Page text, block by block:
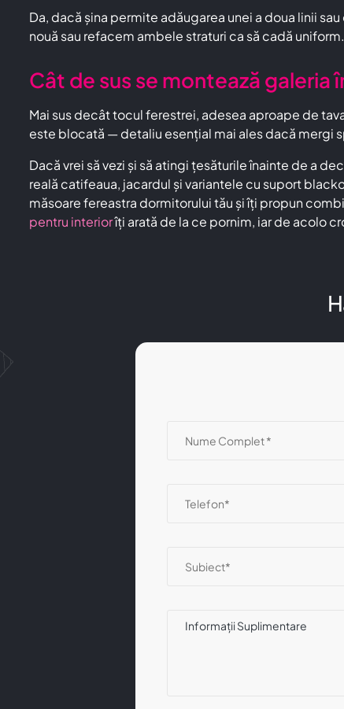
Da, dacă șina permite adăugarea unei a doua linii
nouă sau refacem ambele straturi ca să cadă uniform.
Cât de sus se montează galeria
Mai sus decât tocul ferestrei, adesea aproape de
este blocată — detaliu esențial mai ales dacă mergi
Dacă vrei să vezi și să atingi țesăturile înainte de a
reală catifeaua, jacardul și variantele cu suport
măsoare fereastra dormitorului tău și îți propun
pentru interiorîți arată de la ce pornim, iar de acolo